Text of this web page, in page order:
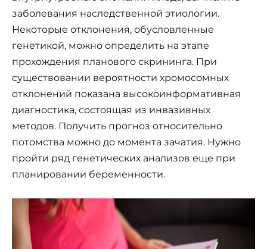
заболевания наследственной этиологии.
Некоторые отклонения, обусловленные
генетикой, можно определить на этапе
прохождения планового скрининга. При
существовании вероятности хромосомных
отклонений показана высокоинформативная
диагностика, состоящая из инвазивных
методов. Получить прогноз относительно
потомства можно до момента зачатия. Нужно
пройти ряд генетических анализов еще при
планировании беременности.